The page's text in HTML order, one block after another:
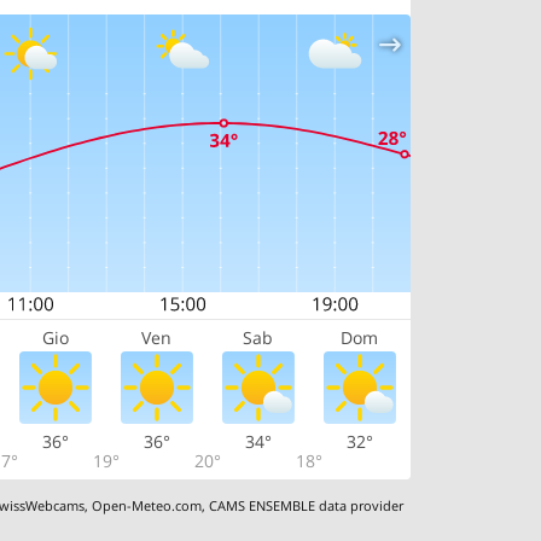
Gio Ven Sab Dom
36°
19°
36°
20°
34°
18°
32°
,Open-Meteo.com,CAMS ENSEMBLE data provider